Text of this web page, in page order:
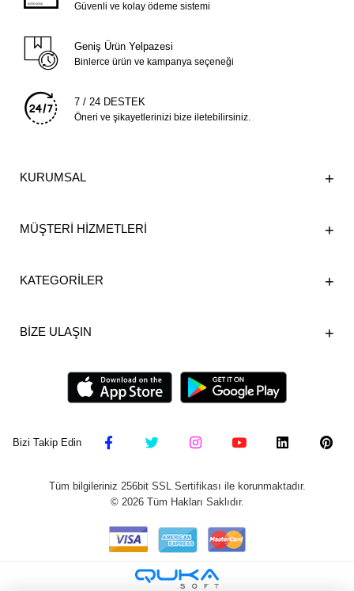
Güvenli ve kolay ödeme sistemi
Geniş Ürün Yelpazesi
Binlerce ürün ve kampanya seçeneği
7 / 24 DESTEK
Öneri ve şikayetlerinizi bize iletebilirsiniz.
KURUMSAL
MÜŞTERİ HİZMETLERİ
KATEGORİLER
BİZE ULAŞIN
Bizi Takip Edin
Tüm bilgileriniz 256bit SSL Sertifikası ile korunmaktadır.
© 2026Tüm Hakları Saklıdır.